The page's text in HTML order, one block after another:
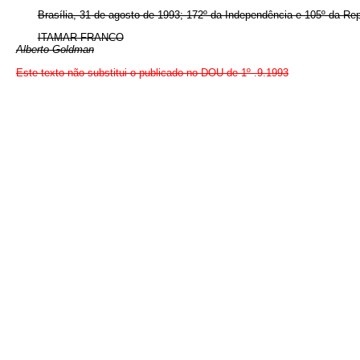
Brasília, 31 de agosto de 1993; 172º da Independência e 105º da
ITAMAR FRANCO
Alberto Goldman
Este texto não substitui o publicado no DOU de 1º .9.1993